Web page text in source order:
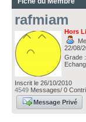
rafmiam
Hors
22/08/
Grade :
Inscrit le 26/10/2010
4549 Messages/ 0
Message Privé